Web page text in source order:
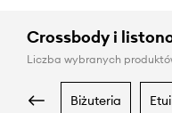
Crossbody i
Liczba wybranych
biżuteria